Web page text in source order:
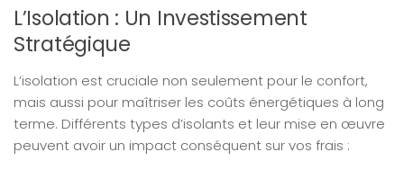
L’Isolation : Un Investissement
Stratégique
L’isolation est cruciale non seulement pour le confort,
mais aussi pour maîtriser les coûts énergétiques à long
terme. Différents types d’isolants et leur mise en œuvre
peuvent avoir un impact conséquent sur vos frais :